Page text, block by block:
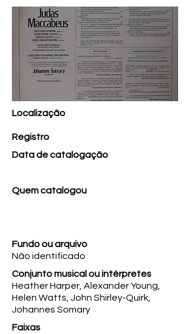
Localização
Registro
Data de catalogação
Quem catalogou
Fundo ou arquivo
Não identificado
Conjunto musical ou intérpretes
Heather Harper, Alexander Young,
Helen Watts, John Shirley-Quirk,
Johannes Somary
Faixas